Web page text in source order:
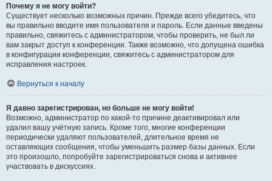
Почему я не могу войти?
Существует несколько возможных причин. Прежде всего убедитесь, что
вы правильно вводите имя пользователя и пароль. Если данные введены
правильно, свяжитесь с администратором, чтобы проверить, не был ли
вам закрыт доступ к конференции. Также возможно, что допущена ошибка
в конфигурации конференции, свяжитесь с администратором для
исправления настроек.
Вернуться к началу
Я давно зарегистрирован, но больше не могу войти!
Возможно, администратор по какой-то причине деактивировал или
удалил вашу учётную запись. Кроме того, многие конференции
периодически удаляют пользователей, длительное время не
оставляющих сообщения, чтобы уменьшить размер базы данных. Если
это произошло, попробуйте зарегистрироваться снова и активнее
участвовать в дискуссиях.